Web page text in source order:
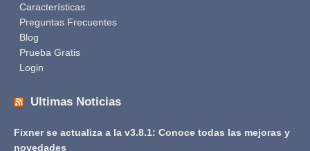
Características
Preguntas Frecuentes
Blog
Prueba Gratis
Login
Ultimas Noticias
Fixner se actualiza a la v3.8.1: Conoce todas las mejoras y
novedades